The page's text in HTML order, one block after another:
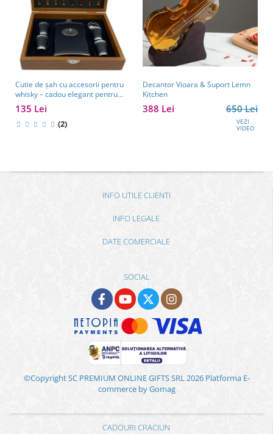
Cutie de șah cu accesorii pentru
whisky – cadou elegant pentru
bărbați pasionați de strategie.
TOP 10 Cadouri Barbati
135 Lei
(2)
Decantor Vioara & Suport Lemn
Kitchen
650 Lei
388 Lei
VEZI
VIDEO
INFO UTILE CLIENTI
INFO LEGALE
DATE COMERCIALE
SOCIAL
©Copyright SC PREMIUM ONLINE GIFTS SRL 2026 Platforma E-
commerce by Gomag
CADOURI CRACIUN